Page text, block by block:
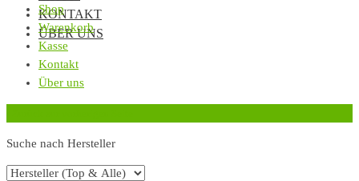
KONTAKT
ÜBER UNS
Shop
Warenkorb
Kasse
Kontakt
Über uns
Suche nach Hersteller